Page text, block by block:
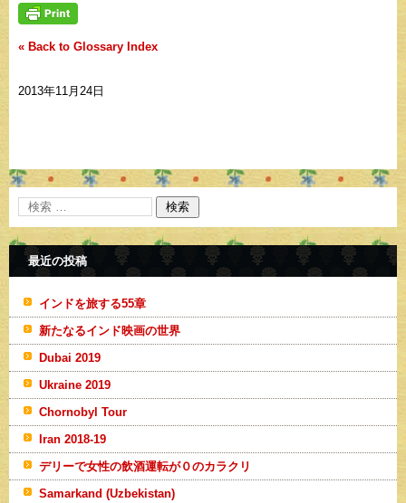
« Back to Glossary Index
2013年11月24日
最近の投稿
インドを旅する55章
新たなるインド映画の世界
Dubai 2019
Ukraine 2019
Chornobyl Tour
Iran 2018-19
デリーで女性の飲酒運転が０のカラクリ
Samarkand (Uzbekistan)